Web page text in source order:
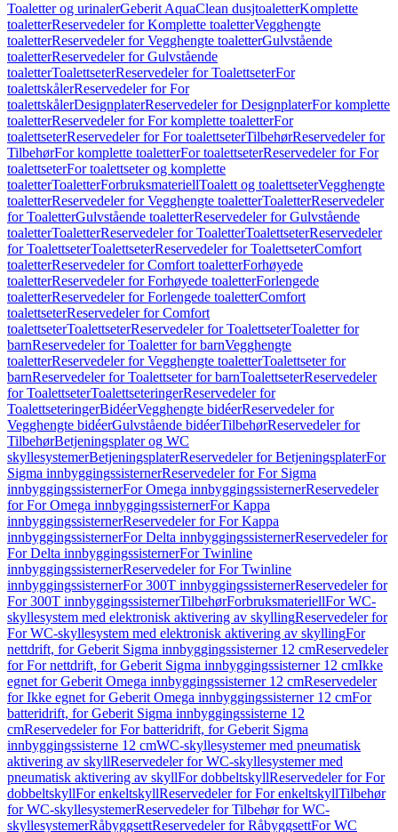
Toaletter og urinalerGeberit AquaClean dusjtoaletterKomplette
toaletterReservedeler for Komplette toaletterVegghengte
toaletterReservedeler for Vegghengte toaletterGulvstående
toaletterReservedeler for Gulvstående
toaletterToalettseterReservedeler for ToalettseterFor
toalettskålerReservedeler for For
toalettskålerDesignplaterReservedeler for DesignplaterFor komplette
toaletterReservedeler for For komplette toaletterFor
toalettseterReservedeler for For toalettseterTilbehørReservedeler for
TilbehørFor komplette toaletterFor toalettseterReservedeler for For
toalettseterFor toalettseter og komplette
toaletterToaletterForbruksmateriellToalett og toalettseterVegghengte
toaletterReservedeler for Vegghengte toaletterToaletterReservedeler
for ToaletterGulvstående toaletterReservedeler for Gulvstående
toaletterToaletterReservedeler for ToaletterToalettseterReservedeler
for ToalettseterToalettseterReservedeler for ToalettseterComfort
toaletterReservedeler for Comfort toaletterForhøyede
toaletterReservedeler for Forhøyede toaletterForlengede
toaletterReservedeler for Forlengede toaletterComfort
toalettseterReservedeler for Comfort
toalettseterToalettseterReservedeler for ToalettseterToaletter for
barnReservedeler for Toaletter for barnVegghengte
toaletterReservedeler for Vegghengte toaletterToalettseter for
barnReservedeler for Toalettseter for barnToalettseterReservedeler
for ToalettseterToalettseteringerReservedeler for
ToalettseteringerBidéerVegghengte bidéerReservedeler for
Vegghengte bidéerGulvstående bidéerTilbehørReservedeler for
TilbehørBetjeningsplater og WC
skyllesystemerBetjeningsplaterReservedeler for BetjeningsplaterFor
Sigma innbyggingssisternerReservedeler for For Sigma
innbyggingssisternerFor Omega innbyggingssisternerReservedeler
for For Omega innbyggingssisternerFor Kappa
innbyggingssisternerReservedeler for For Kappa
innbyggingssisternerFor Delta innbyggingssisternerReservedeler for
For Delta innbyggingssisternerFor Twinline
innbyggingssisternerReservedeler for For Twinline
innbyggingssisternerFor 300T innbyggingssisternerReservedeler for
For 300T innbyggingssisternerTilbehørForbruksmateriellFor WC-
skyllesystem med elektronisk aktivering av skyllingReservedeler for
For WC-skyllesystem med elektronisk aktivering av skyllingFor
nettdrift, for Geberit Sigma innbyggingssisterner 12 cmReservedeler
for For nettdrift, for Geberit Sigma innbyggingssisterner 12 cmIkke
egnet for Geberit Omega innbyggingssisterner 12 cmReservedeler
for Ikke egnet for Geberit Omega innbyggingssisterner 12 cmFor
batteridrift, for Geberit Sigma innbyggingssisterne 12
cmReservedeler for For batteridrift, for Geberit Sigma
innbyggingssisterne 12 cmWC-skyllesystemer med pneumatisk
aktivering av skyllReservedeler for WC-skyllesystemer med
pneumatisk aktivering av skyllFor dobbeltskyllReservedeler for For
dobbeltskyllFor enkeltskyllReservedeler for For enkeltskyllTilbehør
for WC-skyllesystemerReservedeler for Tilbehør for WC-
skyllesystemerRåbyggsettReservedeler for RåbyggsettFor WC